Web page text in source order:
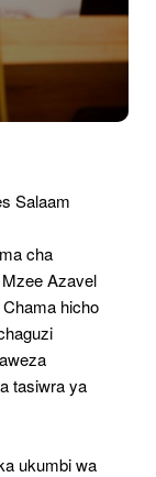
Salaam
cha
Azavel
hicho
tasiwra ya
ukumbi wa